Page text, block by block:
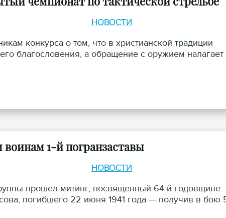
НОВОСТИ
конкурса о том, что в христианской традиции
благословения, а обращение с оружием налагает
1-й погранзаставы
НОВОСТИ
прошел митинг, посвященный 64-й годовщине
погибшего 22 июня 1941 года — получив в бою